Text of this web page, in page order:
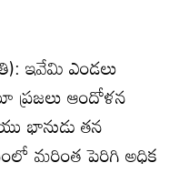
ఇవేమి ఎండలు
ఆందోళన
భానుడు తన
మరింత పెరిగి అధిక